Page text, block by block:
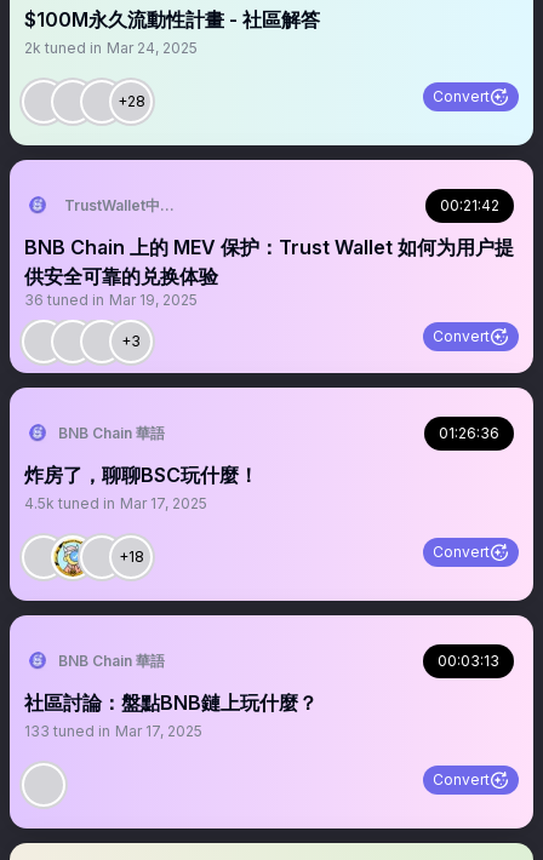
$100M永久流動性計畫 - 社區解答
2k tuned in Mar 24, 2025
+28 Convert
TrustWallet中文频道 00:21:42
BNB Chain 上的 MEV 保护：Trust Wallet 如何为用户提
供安全可靠的兑换体验
36 tuned in Mar 19, 2025
+3 Convert
BNB Chain 華語 01:26:36
炸房了，聊聊BSC玩什麼！
4.5k tuned in Mar 17, 2025
+18 Convert
BNB Chain 華語 00:03:13
社區討論：盤點BNB鏈上玩什麼？
133 tuned in Mar 17, 2025
Convert